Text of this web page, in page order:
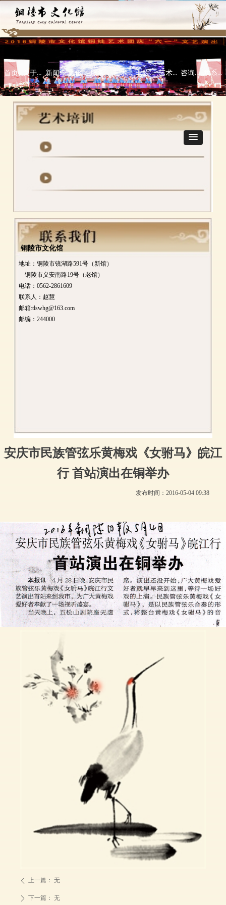
首页 关于本馆 新闻中心 文化活动 服务指南 艺术培训 非物质文化遗产 艺术欣赏 咨询指导\意见反馈栏 联系我们
安庆市民族管弦乐黄梅戏《女驸马》皖江
行 首站演出在铜举办
ꄴ 上一篇： 无
ꄲ 下一篇： 无
发布时间： 2016-05-04 09:38
铜陵市文化馆
地址：铜陵市镜湖路591号（新馆）
铜陵市义安南路19号（老馆）
电话：0562-2861609
联系人：赵慧
邮箱:tlswhg@163.com
邮编：244000